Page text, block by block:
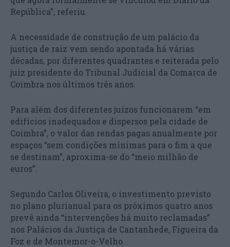
República”, referiu.
A necessidade de construção de um palácio da
justiça de raiz vem sendo apontada há várias
décadas, por diferentes quadrantes e reiterada pelo
juiz presidente do Tribunal Judicial da Comarca de
Coimbra nos últimos três anos.
Para além dos diferentes juízos funcionarem “em
edifícios inadequados e dispersos pela cidade de
Coimbra”, o valor das rendas pagas anualmente por
espaços “sem condições mínimas para o fim a que
se destinam”, aproxima-se do “meio milhão de
euros”.
Segundo Carlos Oliveira, o investimento previsto
no plano plurianual para os próximos quatro anos
prevê ainda “intervenções há muito reclamadas”
nos Palácios da Justiça de Cantanhede, Figueira da
Foz e de Montemor-o-Velho.